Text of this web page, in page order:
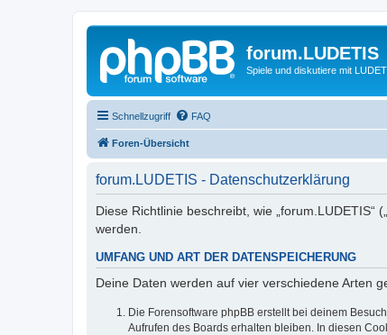
forum.LUDETIS
Spiele und diskutiere mit
Schnellzugriff FAQ
Foren-Übersicht
forum.LUDETIS - Datenschutzerklärung
Diese Richtlinie beschreibt, wie
werden.
UMFANG UND ART DER DATENSPEICHERUNG
Deine Daten werden auf vier verschiedene Arten
Die Forensoftware phpBB erstellt bei deinem
Aufrufen des Boards erhalten bleiben. In diesen